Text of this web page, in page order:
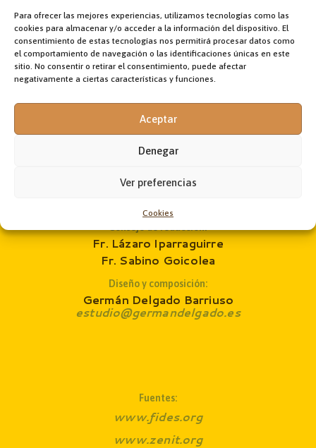
Para ofrecer las mejores experiencias, utilizamos tecnologías como las
cookies para almacenar y/o acceder a la información del dispositivo. El
consentimiento de estas tecnologías nos permitirá procesar datos como
el comportamiento de navegación o las identificaciones únicas en este
sitio. No consentir o retirar el consentimiento, puede afectar
negativamente a ciertas características y funciones.
Aceptar
Denegar
Ver preferencias
Cookies
Dirección:
Fr. Jon Korta
Administración:
Jon Andoni Ruiz de Zárate
administrador@laobramaxima.es
José Ángel Laka
Fr. Lázaro Iparraguirre
Fr. Sabino Goicolea
Diseño y composición:
Germán Delgado Barriuso
estudio@germandelgado.es
Fuentes:
www.fides.org
www.zenit.org